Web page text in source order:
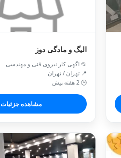
الیگ و مادگی دوز
📂 اگهی کار نیروی فنی و مهندسی
📍 تهران / تهران
🕒 2 هفته پیش
مشاهده جزئیات